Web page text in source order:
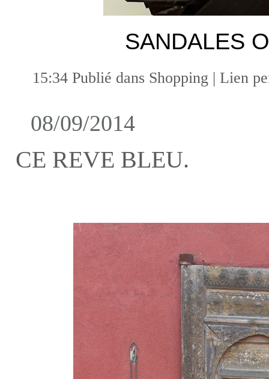
SANDALES
15:34 Publié dans Shopping | Lien
08/09/2014
CE REVE BLEU.